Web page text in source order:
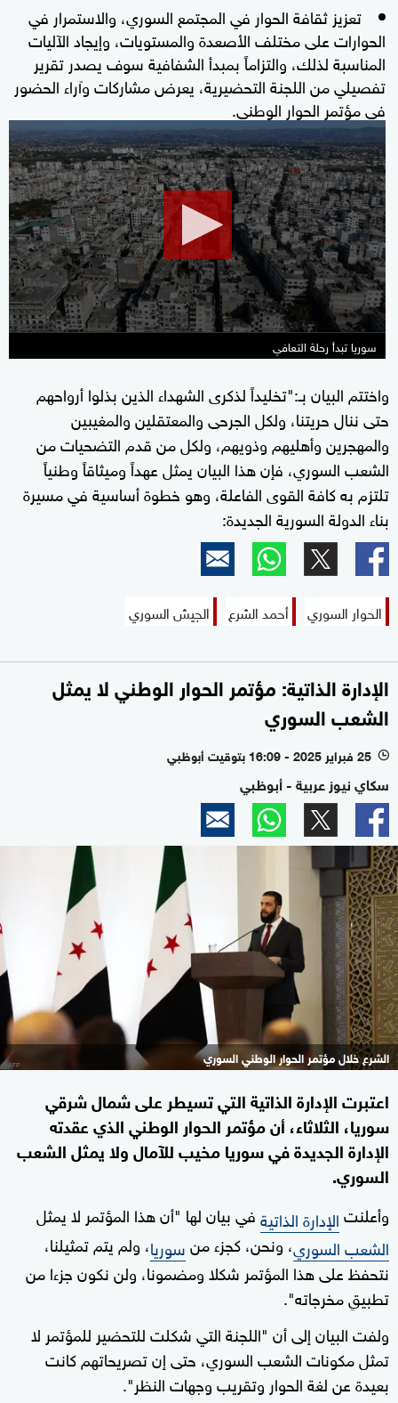
تعزيز ثقافة الحوار في المجتمع السوري، والاستمرار في
الحوارات على مختلف الأصعدة والمستويات، وإيجاد الآليات
المناسبة لذلك، والتزاماً بمبدأ الشفافية سوف يصدر تقرير
تفصيلي من اللجنة التحضيرية، يعرض مشاركات وآراء الحضور
في مؤتمر الحوار الوطني.
0
seconds
of
59
seconds
سوريا تبدأ رحلة التعافي
واختتم البيان بـ:"تخليداً لذكرى الشهداء الذين بذلوا أرواحهم
حتى ننال حريتنا، ولكل الجرحى والمعتقلين والمغيبين
والمهجرين وأهليهم وذويهم، ولكل من قدم التضحيات من
الشعب السوري، فإن هذا البيان يمثل عهداً وميثاقاً وطنياً
تلتزم به كافة القوى الفاعلة، وهو خطوة أساسية في مسيرة
بناء الدولة السورية الجديدة:
الحوار السوري أحمد الشرع الجيش السوري
الإدارة الذاتية: مؤتمر الحوار الوطني لا يمثل
الشعب السوري
l 25 فبراير 2025 - 16:09 بتوقيت أبوظبي
سكاي نيوز عربية - أبوظبي
الشرع خلال مؤتمر الحوار الوطني السوري
اعتبرت الإدارة الذاتية التي تسيطر على شمال شرقي
سوريا، الثلاثاء، أن مؤتمر الحوار الوطني الذي عقدته
الإدارة الجديدة في سوريا مخيب للآمال ولا يمثل الشعب
السوري.
وأعلنتالإدارة الذاتيةفي بيان لها "أن هذا المؤتمر لا يمثل
الشعب السوري، ونحن، كجزء منسوريا، ولم يتم تمثيلنا،
نتحفظ على هذا المؤتمر شكلا ومضمونا، ولن نكون جزءا من
تطبيقِ مخرجاته".
ولفت البيان إلى أن "اللجنة التي شكلت للتحضير للمؤتمر لا
تمثل مكونات الشعب السوري، حتى إن تصريحاتهم كانت
بعيدة عن لغة الحوار وتقريب وجهات النظر".